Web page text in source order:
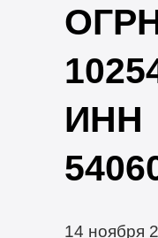
ИНН
14 ноября